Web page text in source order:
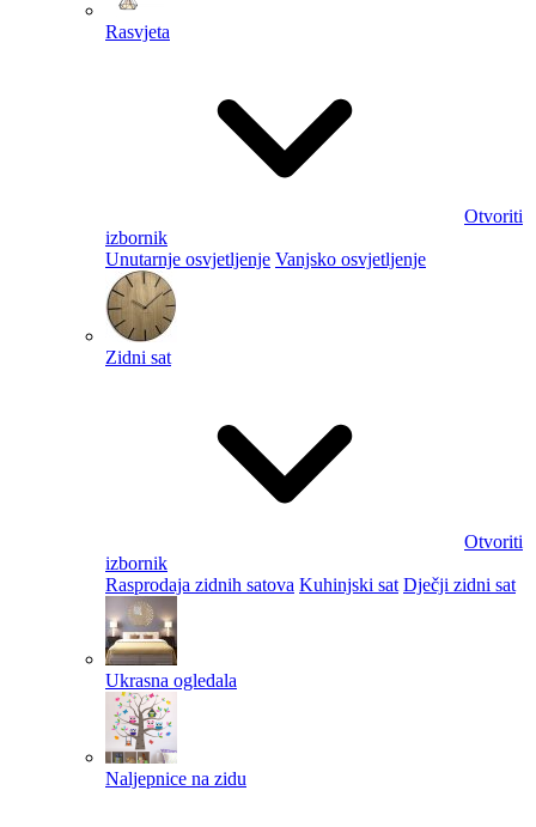
Rasvjeta
Otvoriti
izbornik
Unutarnje osvjetljenje Vanjsko osvjetljenje
Zidni sat
Otvoriti
izbornik
Rasprodaja zidnih satova Kuhinjski sat Dječji zidni sat
Ukrasna ogledala
Naljepnice na zidu